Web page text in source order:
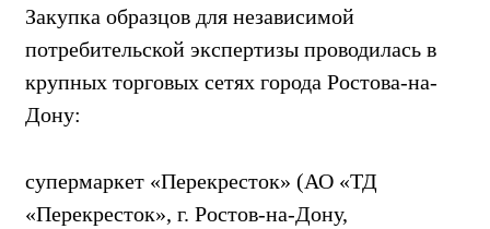
Закупка образцов для независимой
потребительской экспертизы проводилась в
крупных торговых сетях города Ростова-на-
Дону:
супермаркет «Перекресток» (АО «ТД
«Перекресток», г. Ростов-на-Дону,